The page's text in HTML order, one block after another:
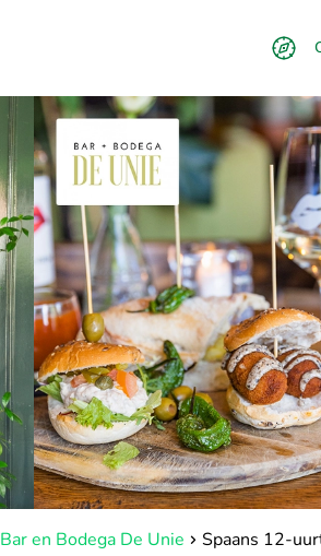
Bar en Bodega De Unie Spaans 12-